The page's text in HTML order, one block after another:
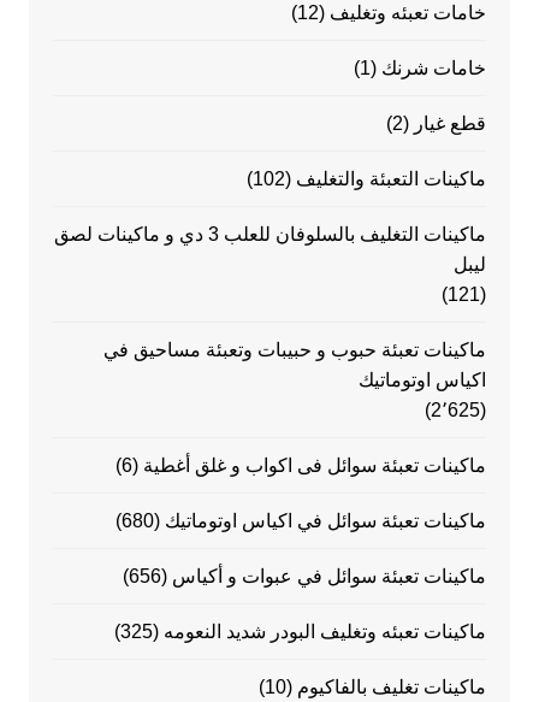
خامات تعبئه وتغليف (12)
خامات شرنك (1)
قطع غيار (2)
ماكينات التعبئة والتغليف (102)
ماكينات التغليف بالسلوفان للعلب 3 دي و ماكينات لصق
ليبل
(121)
ماكينات تعبئة حبوب و حبيبات وتعبئة مساحيق في
اكياس اوتوماتيك
(2٬625)
ماكينات تعبئة سوائل فى اكواب و غلق أغطية (6)
ماكينات تعبئة سوائل في اكياس اوتوماتيك (680)
ماكينات تعبئة سوائل في عبوات و أكياس (656)
ماكينات تعبئه وتغليف البودر شديد النعومه (325)
ماكينات تغليف بالفاكيوم (10)